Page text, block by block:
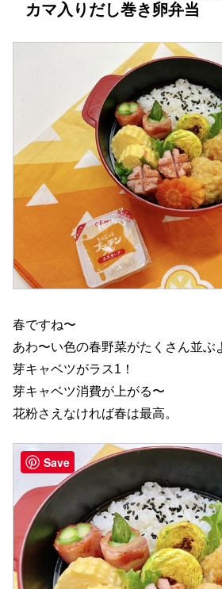
カマ入りだし巻き卵弁当
春ですね〜
あわ〜い色の春野菜がたくさん並ぶ
芽キャベツがラス1！
芽キャベツ消費が上がる〜
花粉さえなければ春は最高。
Save